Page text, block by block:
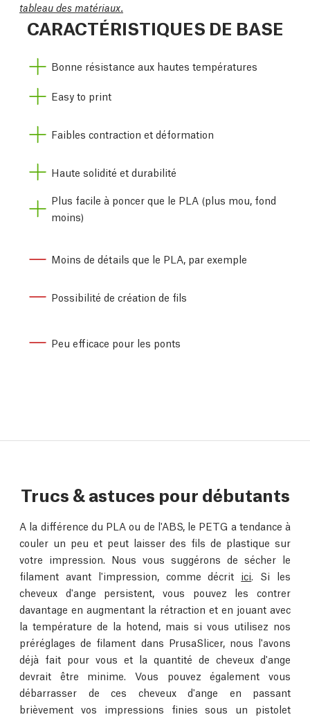
tableau des matériaux.
CARACTÉRISTIQUES DE BASE
Bonne résistance aux hautes températures
Easy to print
Faibles contraction et déformation
Haute solidité et durabilité
Plus facile à poncer que le PLA (plus mou, fond
moins)
Moins de détails que le PLA, par exemple
Possibilité de création de fils
Peu efficace pour les ponts
Trucs & astuces pour débutants
A la différence du PLA ou de l'ABS, le PETG a tendance à
couler un peu et peut laisser des fils de plastique sur
votre impression. Nous vous suggérons de sécher le
filament avant l'impression, comme décrit ici . Si les
cheveux d'ange persistent, vous pouvez les contrer
davantage en augmentant la rétraction et en jouant avec
la température de la hotend, mais si vous utilisez nos
préréglages de filament dans PrusaSlicer, nous l'avons
déjà fait pour vous et la quantité de cheveux d'ange
devrait être minime. Vous pouvez également vous
débarrasser de ces cheveux d'ange en passant
brièvement vos impressions finies sous un pistolet